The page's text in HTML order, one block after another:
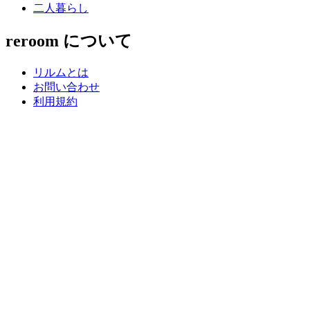
二人暮らし
reroom について
リルムとは
お問い合わせ
利用規約